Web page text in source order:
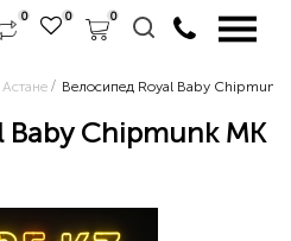
0 0 0
Велосипед Royal Baby
Baby Chipmunk MK